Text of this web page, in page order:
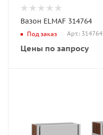
Вазон ELMAF 314764
Под заказ Арт.: 314764
Цены по запросу